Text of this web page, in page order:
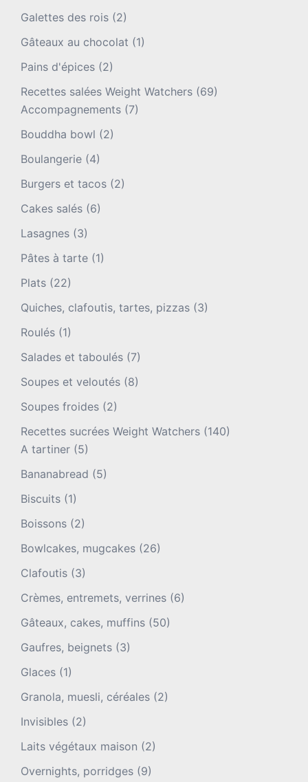
Galettes des rois (2)
Gâteaux au chocolat (1)
Pains d'épices (2)
Recettes salées Weight Watchers (69)
Accompagnements (7)
Bouddha bowl (2)
Boulangerie (4)
Burgers et tacos (2)
Cakes salés (6)
Lasagnes (3)
Pâtes à tarte (1)
Plats (22)
Quiches, clafoutis, tartes, pizzas (3)
Roulés (1)
Salades et taboulés (7)
Soupes et veloutés (8)
Soupes froides (2)
Recettes sucrées Weight Watchers (140)
A tartiner (5)
Bananabread (5)
Biscuits (1)
Boissons (2)
Bowlcakes, mugcakes (26)
Clafoutis (3)
Crèmes, entremets, verrines (6)
Gâteaux, cakes, muffins (50)
Gaufres, beignets (3)
Glaces (1)
Granola, muesli, céréales (2)
Invisibles (2)
Laits végétaux maison (2)
Overnights, porridges (9)